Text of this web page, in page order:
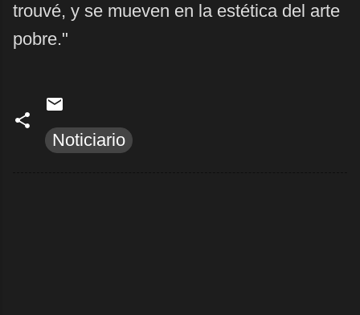
trouvé, y se mueven en la estética del arte
pobre."
Noticiario